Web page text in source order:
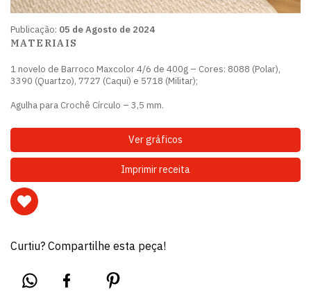
Publicação: 05 de Agosto de 2024
MATERIAIS
1 novelo de Barroco Maxcolor 4/6 de 400g – Cores: 8088 (Polar),
3390 (Quartzo), 7727 (Caqui) e 5718 (Militar);
Agulha para Crochê Círculo – 3,5 mm.
Ver gráficos
Imprimir receita
Curtiu? Compartilhe esta peça!